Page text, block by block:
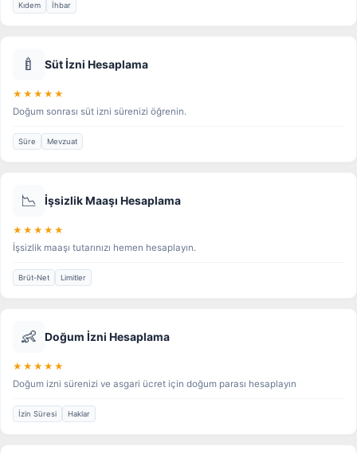
Kıdem İhbar
🍼 Süt İzni Hesaplama
★★★★★
Doğum sonrası süt izni sürenizi öğrenin.
Süre Mevzuat
📉 İşsizlik Maaşı Hesaplama
★★★★★
İşsizlik maaşı tutarınızı hemen hesaplayın.
Brüt-Net Limitler
👶 Doğum İzni Hesaplama
★★★★★
Doğum izni sürenizi ve asgari ücret için doğum parası hesaplayın
İzin Süresi Haklar